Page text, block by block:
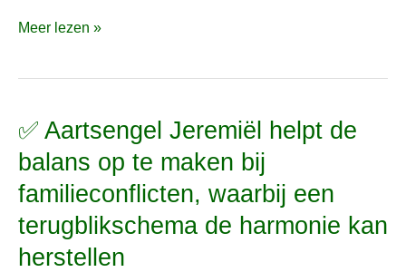
Meer lezen »
✅ Aartsengel Jeremiël helpt de
balans op te maken bij
familieconflicten, waarbij een
terugblikschema de harmonie kan
herstellen
✅
Jeremiël
helpt
de
balans
op